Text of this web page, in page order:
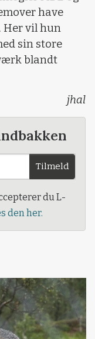
have
Her vil hun
sin store
blandt
jhal
Tilmeld
du L-
den her.